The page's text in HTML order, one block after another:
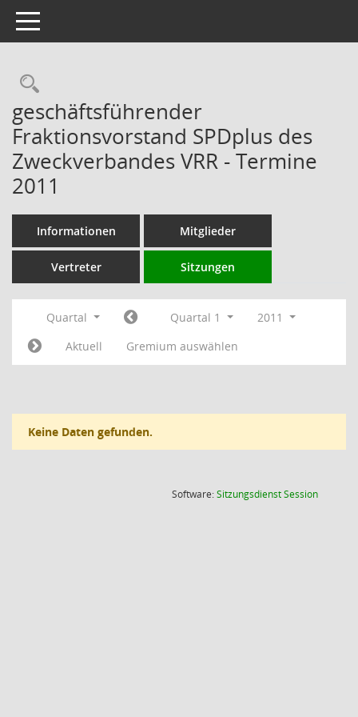
Toggle navigation
Rechercheauswahl
geschäftsführender
Fraktionsvorstand SPDplus des
Zweckverbandes VRR - Termine
2011
Informationen Mitglieder
Vertreter Sitzungen
Quartal Quartal 1
2011
Aktuell
Gremium auswählen
Keine Daten gefunden.
Software:SitzungsdienstSession(Wird in